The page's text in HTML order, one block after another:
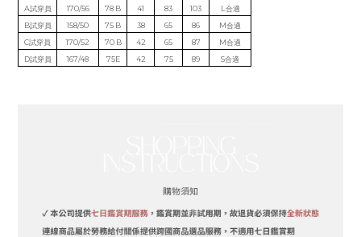
A試穿員
170/56 78 B 41 83 103
L合適
B試穿員
158/50 75 B 38 65 86
M合適
C試穿員
170/52 70 B 42 65 87
M合適
D試穿員
167/48 75E 42 75 89 S合適